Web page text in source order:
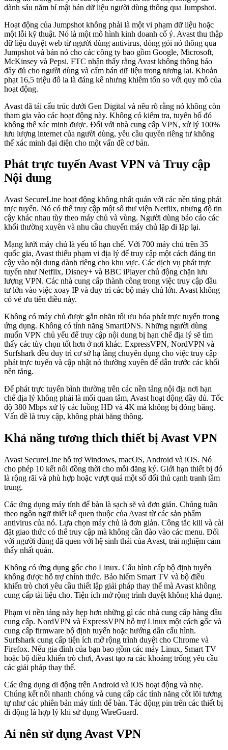
dành sáu năm bí mật bán dữ liệu người dùng thông qua Jumpshot.
Hoạt động của Jumpshot không phải là một vi phạm dữ liệu hoặc
một lỗi kỹ thuật. Nó là một mô hình kinh doanh cố ý. Avast thu thập
dữ liệu duyệt web từ người dùng antivirus, đóng gói nó thông qua
Jumpshot và bán nó cho các công ty bao gồm Google, Microsoft,
McKinsey và Pepsi. FTC nhận thấy rằng Avast không thông báo
đầy đủ cho người dùng và cấm bán dữ liệu trong tương lai. Khoản
phạt 16,5 triệu đô la là đáng kể nhưng khiêm tốn so với quy mô của
hoạt động.
Avast đã tái cấu trúc dưới Gen Digital và nêu rõ rằng nó không còn
tham gia vào các hoạt động này. Không có kiểm tra, tuyên bố đó
không thể xác minh được. Đối với nhà cung cấp VPN, xử lý 100%
lưu lượng internet của người dùng, yêu cầu quyền riêng tư không
thể xác minh đại diện cho một vấn đề cơ bản.
Phát trực tuyến Avast VPN và Truy cập
Nội dung
Avast SecureLine hoạt động không nhất quán với các nền tảng phát
trực tuyến. Nó có thể truy cập một số thư viện Netflix, nhưng độ tin
cậy khác nhau tùy theo máy chủ và vùng. Người dùng báo cáo các
khối thường xuyên và nhu cầu chuyển máy chủ lặp đi lặp lại.
Mạng lưới máy chủ là yếu tố hạn chế. Với 700 máy chủ trên 35
quốc gia, Avast thiếu phạm vi địa lý để truy cập một cách đáng tin
cậy vào nội dung dành riêng cho khu vực. Các dịch vụ phát trực
tuyến như Netflix, Disney+ và BBC iPlayer chủ động chặn lưu
lượng VPN. Các nhà cung cấp thành công trong việc truy cập đầu
tư lớn vào việc xoay IP và duy trì các bộ máy chủ lớn. Avast không
có vẻ ưu tiên điều này.
Không có máy chủ được gắn nhãn tối ưu hóa phát trực tuyến trong
ứng dụng. Không có tính năng SmartDNS. Những người dùng
muốn VPN chủ yếu để truy cập nội dung bị hạn chế địa lý sẽ tìm
thấy các tùy chọn tốt hơn ở nơi khác. ExpressVPN, NordVPN và
Surfshark đều duy trì cơ sở hạ tầng chuyên dụng cho việc truy cập
phát trực tuyến và cập nhật nó thường xuyên để dẫn trước các khối
nền tảng.
Để phát trực tuyến bình thường trên các nền tảng nội địa nơi hạn
chế địa lý không phải là mối quan tâm, Avast hoạt động đầy đủ. Tốc
độ 380 Mbps xử lý các luồng HD và 4K mà không bị đóng băng.
Vấn đề là truy cập, không phải băng thông.
Khả năng tương thích thiết bị Avast VPN
Avast SecureLine hỗ trợ Windows, macOS, Android và iOS. Nó
cho phép 10 kết nối đồng thời cho mỗi đăng ký. Giới hạn thiết bị đó
là rộng rãi và phù hợp hoặc vượt quá một số đối thủ cạnh tranh tầm
trung.
Các ứng dụng máy tính để bàn là sạch sẽ và đơn giản. Chúng tuân
theo ngôn ngữ thiết kế quen thuộc của Avast từ các sản phẩm
antivirus của nó. Lựa chọn máy chủ là đơn giản. Công tắc kill và cài
đặt giao thức có thể truy cập mà không cần đào vào các menu. Đối
với người dùng đã quen với hệ sinh thái của Avast, trải nghiệm cảm
thấy nhất quán.
Không có ứng dụng gốc cho Linux. Cấu hình cấp bộ định tuyến
không được hỗ trợ chính thức. Bảo hiểm Smart TV và bộ điều
khiển trò chơi yêu cầu thiết lập giải pháp thay thế mà Avast không
cung cấp tài liệu cho. Tiện ích mở rộng trình duyệt không khả dụng.
Phạm vi nền tảng này hẹp hơn những gì các nhà cung cấp hàng đầu
cung cấp. NordVPN và ExpressVPN hỗ trợ Linux một cách gốc và
cung cấp firmware bộ định tuyến hoặc hướng dẫn cấu hình.
Surfshark cung cấp tiện ích mở rộng trình duyệt cho Chrome và
Firefox. Nếu gia đình của bạn bao gồm các máy Linux, Smart TV
hoặc bộ điều khiển trò chơi, Avast tạo ra các khoảng trống yêu cầu
các giải pháp thay thế.
Các ứng dụng di động trên Android và iOS hoạt động và nhẹ.
Chúng kết nối nhanh chóng và cung cấp các tính năng cốt lõi tương
tự như các phiên bản máy tính để bàn. Tác động pin trên các thiết bị
di động là hợp lý khi sử dụng WireGuard.
Ai nên sử dụng Avast VPN